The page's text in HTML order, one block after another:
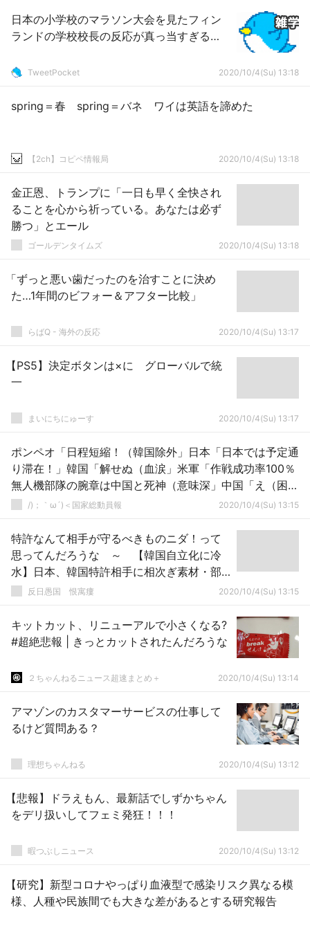
日本の小学校のマラソン大会を見たフィン
ランドの学校校長の反応が真っ当すぎる…
TweetPocket 2020/10/4(Su) 13:18
spring＝春 spring＝バネ ワイは英語を諦めた
【2ch】コピペ情報局 2020/10/4(Su) 13:18
金正恩、トランプに「一日も早く全快され
ることを心から祈っている。あなたは必ず
勝つ」とエール
ゴールデンタイムズ 2020/10/4(Su) 13:18
「ずっと悪い歯だったのを治すことに決め
た…1年間のビフォー＆アフター比較」
らばQ - 海外の反応 2020/10/4(Su) 13:17
【PS5】決定ボタンは×に グローバルで統
一
まいにちにゅーす 2020/10/4(Su) 13:17
ポンペオ「日程短縮！（韓国除外」日本「日本では予定通
り滞在！」韓国「解せぬ（血涙」米軍「作戦成功率100％
無人機部隊の腕章は中国と死神（意味深」中国「え（困
惑」→/)；｀ω´)＜国家総動員報 2020/10/4(Su) 13:15
特許なんて相手が守るべきものニダ！って
思ってんだろうな ～ 【韓国自立化に冷
水】日本、韓国特許相手に相次ぎ素材・部
品・機器分野関連9件の異議申し立て 特許
反日愚国 恨寓瘻 2020/10/4(Su) 13:15
キットカット、リニューアルで小さくなる?
#超絶悲報 | きっとカットされたんだろうな
２ちゃんねるニュース超速まとめ＋ 2020/10/4(Su) 13:14
アマゾンのカスタマーサービスの仕事して
るけど質問ある？
理想ちゃんねる 2020/10/4(Su) 13:12
【悲報】ドラえもん、最新話でしずかちゃん
をデリ扱いしてフェミ発狂！！！
暇つぶしニュース 2020/10/4(Su) 13:12
【研究】新型コロナやっぱり血液型で感染リスク異なる模
様、人種や民族間でも大きな差があるとする研究報告